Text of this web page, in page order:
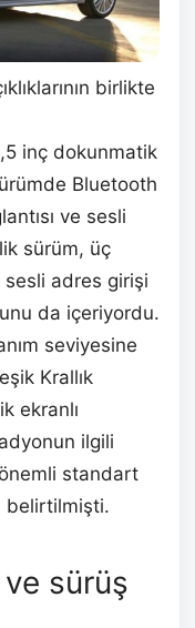
birlikte
inç dokunmatik
Bluetooth
ve sesli
sürüm, üç
sesli adres girişi
da içeriyordu.
seviyesine
Krallık
ekranlı
ilgili
standart
belirtilmişti.
sürüş